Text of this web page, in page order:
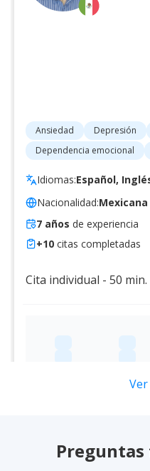
Ansiedad Depresión
Dependencia emocional
Idiomas:Español,
Nacionalidad:Mexicana
7 años de experiencia
+10 citas completadas
Cita individual - 50 min.